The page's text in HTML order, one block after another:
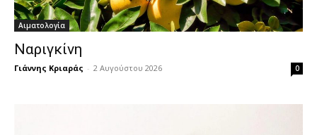
Αιματολογία
Ναριγκίνη
Γιάννης Κριαράς - 2 Αυγούστου 2026 0